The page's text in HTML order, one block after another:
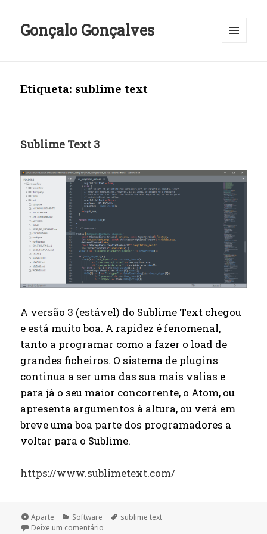
Gonçalo Gonçalves
Etiqueta: sublime text
Sublime Text 3
A versão 3 (estável) do Sublime Text chegou
e está muito boa. A rapidez é fenomenal,
tanto a programar como a fazer o load de
grandes ficheiros. O sistema de plugins
continua a ser uma das sua mais valias e
para já o seu maior concorrente, o Atom, ou
apresenta argumentos à altura, ou verá em
breve uma boa parte dos programadores a
voltar para o Sublime.
https://www.sublimetext.com/
Formato
Aparte Categorias
Software Etiquetas
sublime text
Deixe um comentário